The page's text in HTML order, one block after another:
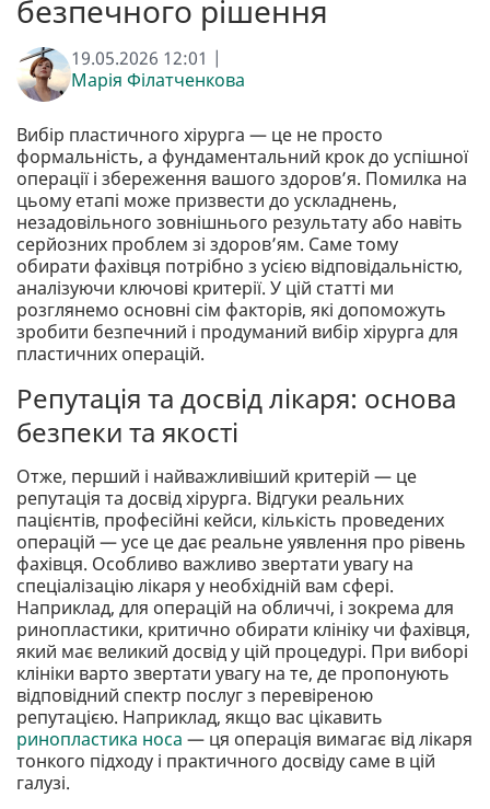
безпечного рішення
19.05.2026 12:01 |
Марія Філатченкова
Вибір пластичного хірурга — це не просто
формальність, а фундаментальний крок до успішної
операції і збереження вашого здоров’я. Помилка на
цьому етапі може призвести до ускладнень,
незадовільного зовнішнього результату або навіть
серйозних проблем зі здоров’ям. Саме тому
обирати фахівця потрібно з усією відповідальністю,
аналізуючи ключові критерії. У цій статті ми
розглянемо основні сім факторів, які допоможуть
зробити безпечний і продуманий вибір хірурга для
пластичних операцій.
Репутація та досвід лікаря: основа
безпеки та якості
Отже, перший і найважливіший критерій — це
репутація та досвід хірурга. Відгуки реальних
пацієнтів, професійні кейси, кількість проведених
операцій — усе це дає реальне уявлення про рівень
фахівця. Особливо важливо звертати увагу на
спеціалізацію лікаря у необхідній вам сфері.
Наприклад, для операцій на обличчі, і зокрема для
ринопластики, критично обирати клініку чи фахівця,
який має великий досвід у цій процедурі. При виборі
клініки варто звертати увагу на те, де пропонують
відповідний спектр послуг з перевіреною
репутацією. Наприклад, якщо вас цікавить
ринопластика носа — ця операція вимагає від лікаря
тонкого підходу і практичного досвіду саме в цій
галузі.